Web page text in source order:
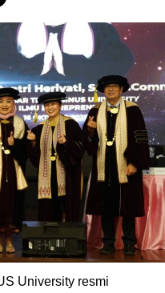
University resmi